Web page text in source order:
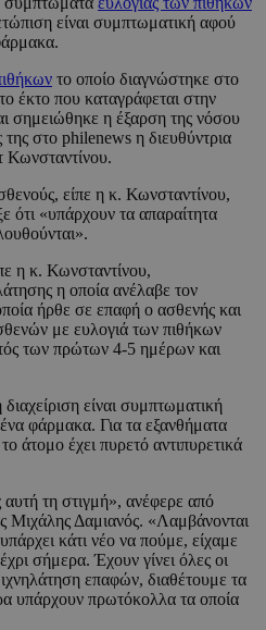
είναι συμπτωματική αφού
το οποίο διαγνώστηκε στο
έκτο που καταγράφεται στην
σημειώθηκε η έξαρση της νόσου
στο philenews η διευθύντρια
Κωνσταντίνου.
είπε η κ. Κωνσταντίνου,
ότι «υπάρχουν τα απαραίτητα
η κ. Κωνσταντίνου,
η οποία ανέλαβε τον
ήρθε σε επαφή ο ασθενής και
με ευλογιά των πιθήκων
των πρώτων 4-5 ημέρων και
είναι συμπτωματική
φάρμακα. Για τα εξανθήματα
άτομο έχει πυρετό αντιπυρετικά
τη στιγμή», ανέφερε από
Μιχάλης Δαμιανός. «Λαμβάνονται
κάτι νέο να πούμε, είχαμε
σήμερα. Έχουν γίνει όλες οι
ιχνηλάτηση επαφών, διαθέτουμε τα
υπάρχουν πρωτόκολλα τα οποία